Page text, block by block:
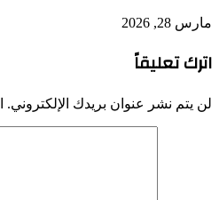
مارس 28, 2026
اترك تعليقاً
لن يتم نشر عنوان بريدك الإلكتروني.